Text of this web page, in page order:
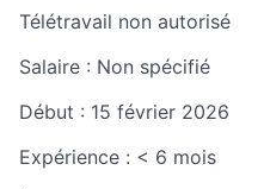
Télétravail non autorisé
Salaire : Non spécifié
Début : 15 février 2026
Expérience : < 6 mois